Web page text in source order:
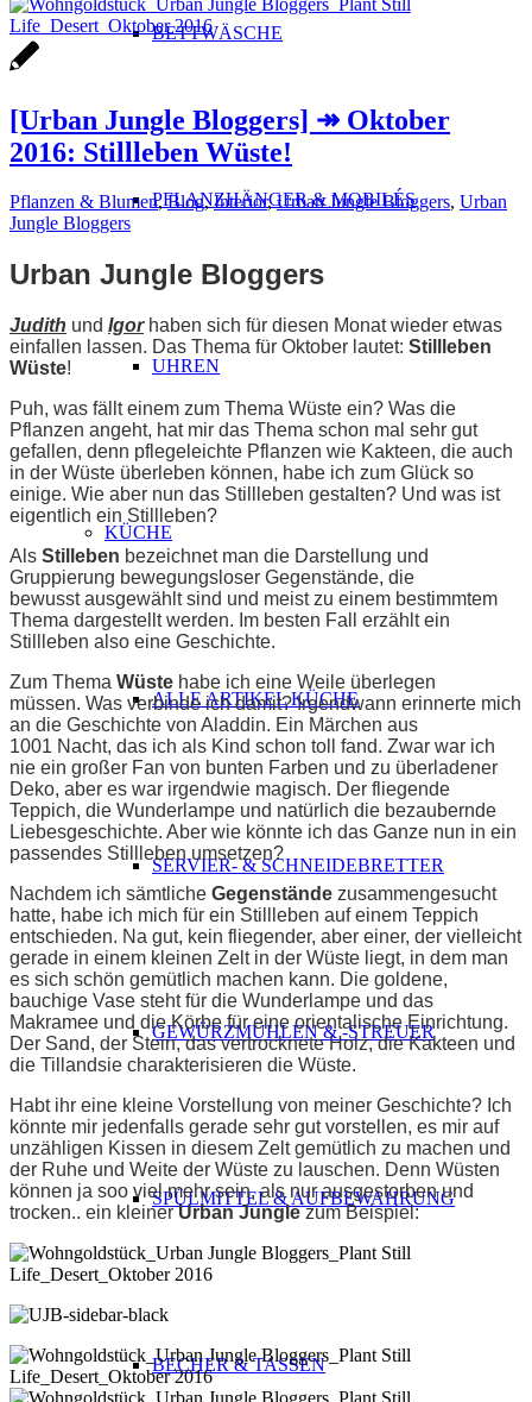
BETTWÄSCHE
PFLANZHÄNGER & MOBILÉS
UHREN
KÜCHE
ALLE ARTIKEL KÜCHE
SERVIER- & SCHNEIDEBRETTER
GEWÜRZMÜHLEN & -STREUER
SPÜLMITTEL & AUFBEWAHRUNG
BECHER & TASSEN
[Urban Jungle Bloggers] ↠ Oktober
2016: Stillleben Wüste!
Pflanzen & Blumen,Blog,Interior,Urban Jungle Bloggers, Urban
Jungle Bloggers
Urban Jungle Bloggers
Judith und Igorhaben sich für diesen Monat wieder etwas
einfallen lassen. Das Thema für Oktober lautet: Stillleben
Wüste!
Puh, was fällt einem zum Thema Wüste ein? Was die
Pflanzen angeht, hat mir das Thema schon mal sehr gut
gefallen, denn pflegeleichte Pflanzen wie Kakteen, die auch
in der Wüste überleben können, habe ich zum Glück so
einige. Wie aber nun das Stillleben gestalten? Und was ist
eigentlich ein Stillleben?
Als Stilleben bezeichnet man die Darstellung und
Gruppierung bewegungsloser Gegenstände, die
bewusst ausgewählt sind und meist zu einem bestimmtem
Thema dargestellt werden. Im besten Fall erzählt ein
Stillleben also eine Geschichte.
Zum Thema Wüste habe ich eine Weile überlegen
müssen. Was verbinde ich damit? Irgendwann erinnerte mich
an die Geschichte von Aladdin. Ein Märchen aus
1001 Nacht, das ich als Kind schon toll fand. Zwar war ich
nie ein großer Fan von bunten Farben und zu überladener
Deko, aber es war irgendwie magisch. Der fliegende
Teppich, die Wunderlampe und natürlich die bezaubernde
Liebesgeschichte. Aber wie könnte ich das Ganze nun in ein
passendes Stillleben umsetzen?
Nachdem ich sämtliche Gegenstände zusammengesucht
hatte, habe ich mich für ein Stillleben auf einem Teppich
entschieden. Na gut, kein fliegender, aber einer, der vielleicht
gerade in einem kleinen Zelt in der Wüste liegt, in dem man
es sich schön gemütlich machen kann. Die goldene,
bauchige Vase steht für die Wunderlampe und das
Makramee und die Körbe für eine orientalische Einrichtung.
Der Sand, der Stein, das vertrocknete Holz, die Kakteen und
die Tillandsie charakterisieren die Wüste.
Habt ihr eine kleine Vorstellung von meiner Geschichte? Ich
könnte mir jedenfalls gerade sehr gut vorstellen, es mir auf
unzähligen Kissen in diesem Zelt gemütlich zu machen und
der Ruhe und Weite der Wüste zu lauschen. Denn Wüsten
können ja soo viel mehr sein, als nur ausgestorben und
trocken.. ein kleinerUrban Junglezum Beispiel: